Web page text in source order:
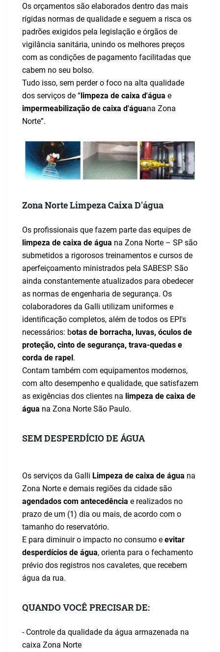
Os orçamentos são elaborados dentro das mais
rígidas normas de qualidade e seguem a risca os
padrões exigidos pela legislação e órgãos de
vigilância sanitária, unindo os melhores preços
com as condições de pagamento facilitadas que
cabem no seu bolso.
Tudo isso, sem perder o foco na alta qualidade
dos serviços de “limpeza de caixa d'água e
impermeabilização de caixa d'águana Zona
Norte”.
Zona Norte Limpeza Caixa D'água
Os profissionais que fazem parte das equipes de
limpeza de caixa de água na Zona Norte – SP são
submetidos a rigorosos treinamentos e cursos de
aperfeiçoamento ministrados pela SABESP. São
ainda constantemente atualizados para obedecer
as normas de engenharia de segurança. Os
colaboradores da Galli utilizam uniformes e
identificação completos, além de todos os EPI's
necessários: botas de borracha, luvas, óculos de
proteção, cinto de segurança, trava-quedas e
corda de rapel .
Contam também com equipamentos modernos,
com alto desempenho e qualidade, que satisfazem
as exigências dos clientes na limpeza de caixa de
água na Zona Norte São Paulo.
SEM DESPERDÍCIO DE ÁGUA
Os serviços da Galli Limpeza de caixa de água na
Zona Norte e demais regiões da cidade são
agendados com antecedência e realizados no
prazo de um (1) dia ou mais, de acordo com o
tamanho do reservatório.
E para diminuir o impacto no consumo e evitar
desperdícios de água, orienta para o fechamento
prévio dos registros nos cavaletes, que recebem
água da rua.
QUANDO VOCÊ PRECISAR DE:
- Controle da qualidade da água armazenada na
caixa Zona Norte